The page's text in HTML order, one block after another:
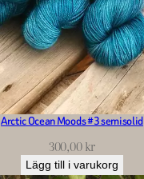
Arctic Ocean Moods #3 semisolid
300,00kr
Lägg till i varukorg